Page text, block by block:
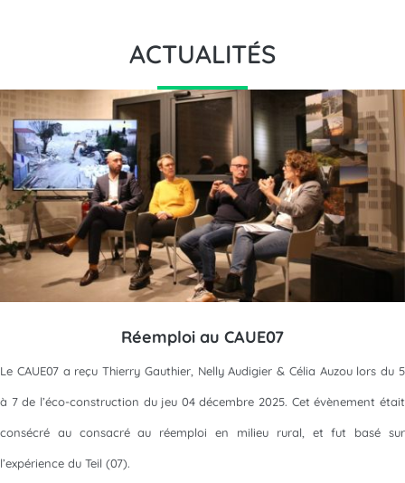
ACTUALITÉS
Réemploi au CAUE07
Le CAUE07 a reçu Thierry Gauthier, Nelly Audigier & Célia Auzou lors du 5
à 7 de l’éco-construction du jeu 04 décembre 2025. Cet évènement était
consécré au consacré au réemploi en milieu rural, et fut basé sur
l’expérience du Teil (07).